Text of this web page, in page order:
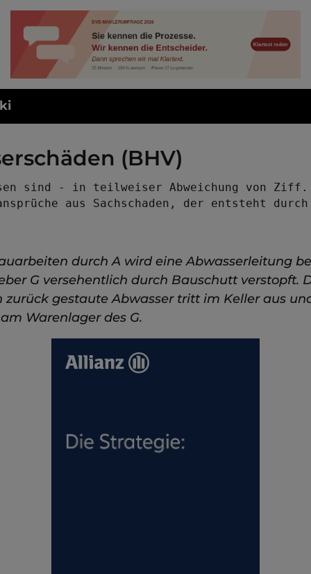
(BHV)
sind - in teilweiser Abweichung von
durch A wird eine Abwasserleitung
G versehentlich durch Bauschutt verstopft.
zurück gestaute Abwasser tritt im Keller aus
Warenlager des G.